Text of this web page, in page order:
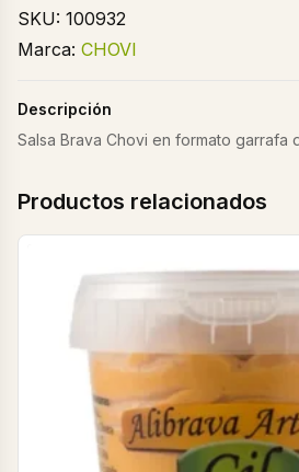
SKU: 100932
Marca: CHOVI
Descripción
Salsa Brava Chovi en formato garrafa
Productos relacionados